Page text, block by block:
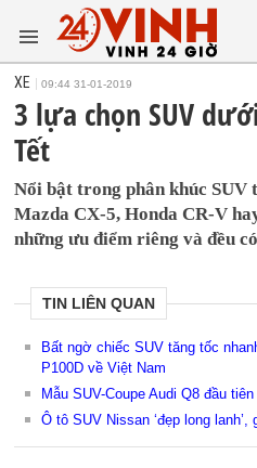
XE 09:44 31-01-2019
3 lựa chọn SUV
Tết
Nổi bật trong phân khúc SUV
Mazda CX-5, Honda CR-V
những ưu điểm riêng và đều
TIN LIÊN QUAN
Bất ngờ chiếc SUV tăng tốc
P100D về Việt Nam
Mẫu SUV-Coupe Audi Q8 đầu
Ô tô SUV Nissan ‘đẹp long lanh’,